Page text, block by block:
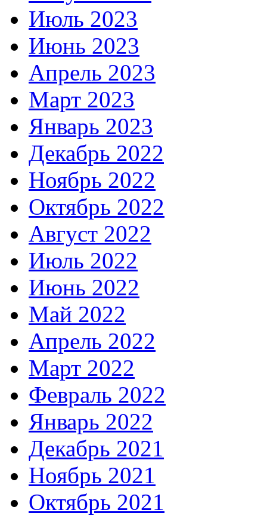
Июль 2023
Июнь 2023
Апрель 2023
Март 2023
Январь 2023
Декабрь 2022
Ноябрь 2022
Октябрь 2022
Август 2022
Июль 2022
Июнь 2022
Май 2022
Апрель 2022
Март 2022
Февраль 2022
Январь 2022
Декабрь 2021
Ноябрь 2021
Октябрь 2021